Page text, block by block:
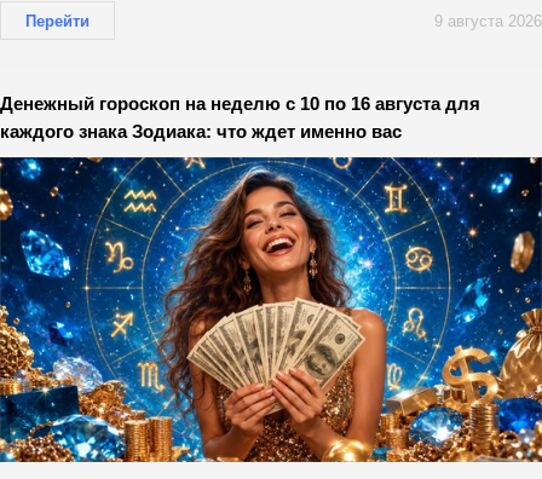
Перейти 9 августа 2026
Денежный гороскоп на неделю с 10 по 16 августа для
каждого знака Зодиака: что ждет именно вас